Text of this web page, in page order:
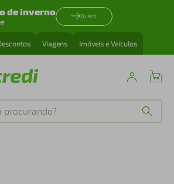
de inverno Quero
Viagens Imóveis e Veículos